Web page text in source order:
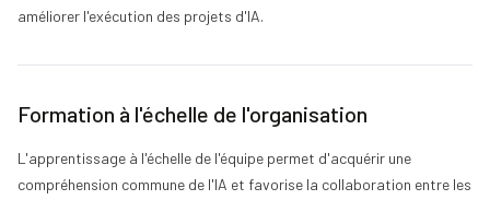
améliorer l'exécution des projets d'IA.
Formation à l'échelle de l'organisation
L'apprentissage à l'échelle de l'équipe permet d'acquérir une
compréhension commune de l'IA et favorise la collaboration entre les